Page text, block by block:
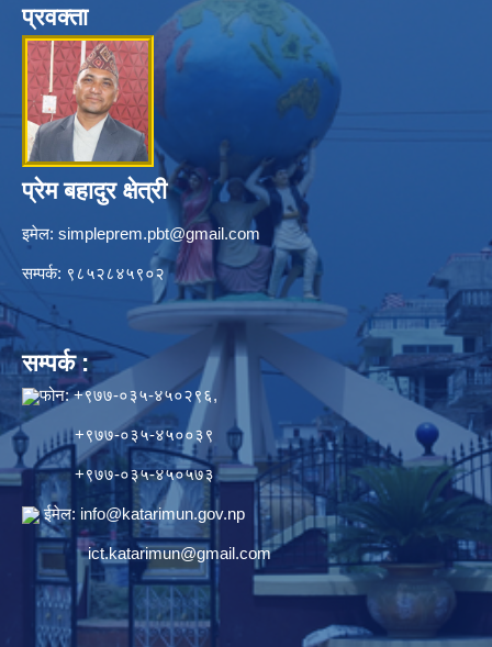
प्रवक्ता
प्रेम बहादुर क्षेत्री
इमेल: simpleprem.pbt@gmail.com
सम्पर्क: ९८५२८४५९०२
सम्पर्क :
फोन: +९७७-०३५-४५०२९६,
+९७७-०३५-४५००३९
+९७७-०३५-४५०५७३
ईमेल: info@katarimun.gov.np
ict.katarimun@gmail.com